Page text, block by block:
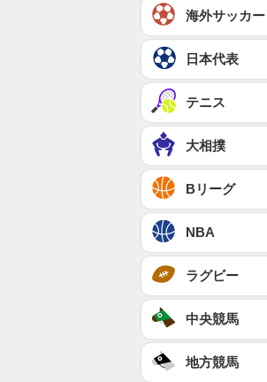
海外サッカー
日本代表
テニス
大相撲
Bリーグ
NBA
ラグビー
中央競馬
地方競馬